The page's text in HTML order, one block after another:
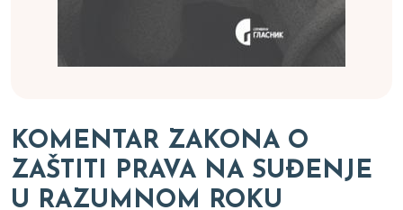
KOMENTAR ZAKONA O
ZAŠTITI PRAVA NA SUĐENJE
U RAZUMNOM ROKU